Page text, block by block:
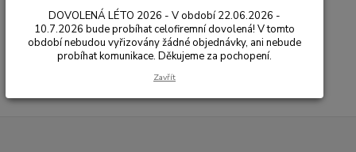
Herní notebooky
DOVOLENÁ LÉTO 2026 - V období 22.06.2026 -
10.7.2026 bude probíhat celofiremní dovolená! V tomto
období nebudou vyřizovány žádné objednávky, ani nebude
probíhat komunikace. Děkujeme za pochopení.
Zavřít